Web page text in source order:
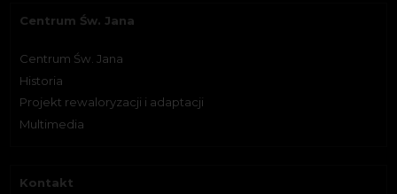
Centrum Św. Jana
Centrum Św. Jana
Historia
Projekt rewaloryzacji i adaptacji
Multimedia
Kontakt